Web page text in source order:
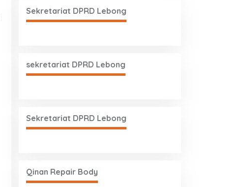
Sekretariat DPRD Lebong
sekretariat DPRD Lebong
Sekretariat DPRD Lebong
Qinan Repair Body